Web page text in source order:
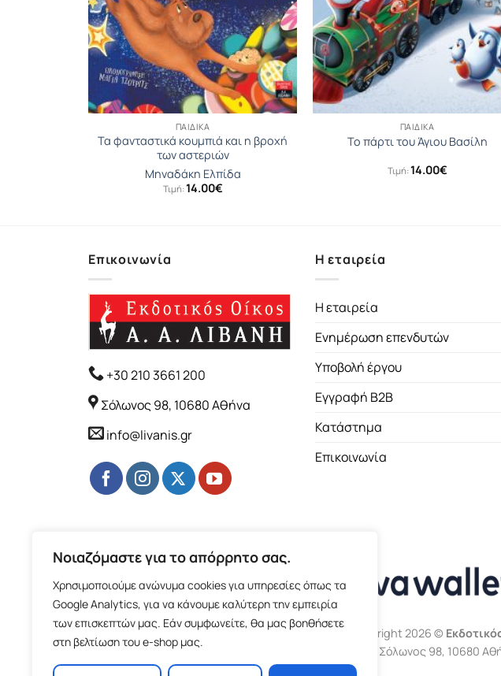
Νοιαζόμαστε για το απόρρητο σας.
Χρησιμοποιούμε ανώνυμα cookies για υπηρεσίες όπως τα
Google Analytics, για να κάνουμε καλύτερη την εμπειρία
των επισκεπτών μας. Εάν συμφωνείτε, θα μας βοηθήσετε
στη βελτίωση του e-shop μας.
ΠΑΙΔΙΚΆ
Τα φανταστικά κουμπιά και η βροχή
των αστεριών
Μηναδάκη Ελπίδα
Τιμή:14.00€
ΠΑΙΔΙΚΆ
Το πάρτι του Άγιου Βασίλη
Τιμή:14.00€
Επικοινωνία
+30 210 3661 200
Σόλωνος 98, 10680 Αθήνα
info@livanis.gr
Η εταιρεία
Η εταιρεία
Ενημέρωση επενδυτών
Υποβολή έργου
Εγγραφή B2B
Κατάστημα
Επικοινωνία
Copyright 2026 ©
Σόλωνος 98, 10680